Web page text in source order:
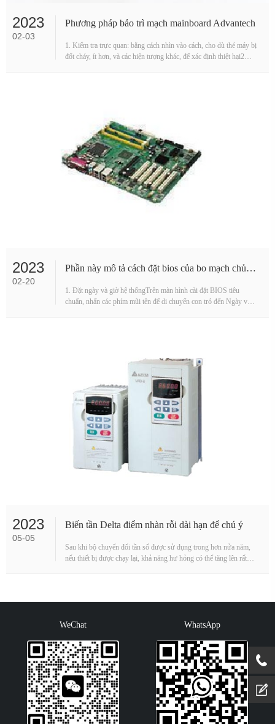
2023
02-03
Phương pháp bảo trì mạch mainboard Advantech
1. Kiểm tra trực quan: bằng cách nhìn vào cách, cho dù thẻ máy bị
đốt cháy, ít hơn, và các hiện tượng khác, để xác định thiệt hại2
2023
02-20
Phần này mô tả cách đặt bios của bo mạch chủ Advantech
1. Đặt ngày và giờ hệ thốngTrên màn hình cài đặt BIOS tiêu
chuẩn, nhấn các phím mũi tên để di chuyển con trỏ đến Ngày và
2023
05-05
Biến tần Delta điểm nhàn rỗi dài hạn để chú ý
Sau khi bộ chuyển đổi tần số được sử dụng trong hơn nửa năm,
nếu thiết bị được chạy lại, khả năng hư hỏng có thể tăng lên rất
WeChat WhatsApp